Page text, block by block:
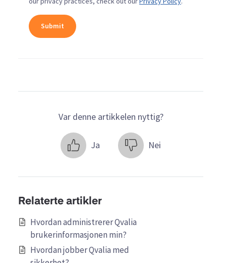
Var denne artikkelen nyttig?
Ja Nei
Relaterte artikler
Hvordan administrerer Qvalia
brukerinformasjonen min?
Hvordan jobber Qvalia med